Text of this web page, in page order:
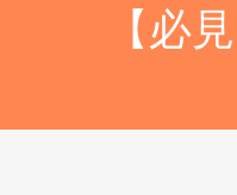
【必